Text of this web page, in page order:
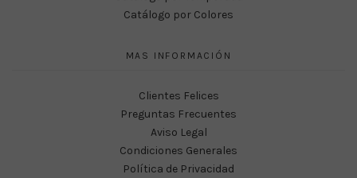
Catálogo por Colores
MAS INFORMACIÓN
Clientes Felices
Preguntas Frecuentes
Aviso Legal
Condiciones Generales
Política de Privacidad